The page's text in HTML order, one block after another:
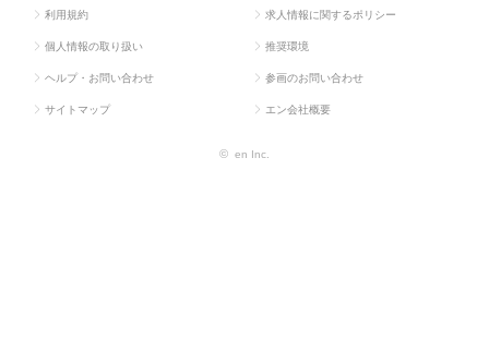
利用規約 求人情報に関するポリシー
個人情報の取り扱い 推奨環境
ヘルプ・お問い合わせ 参画のお問い合わせ
サイトマップ エン会社概要
© en Inc.